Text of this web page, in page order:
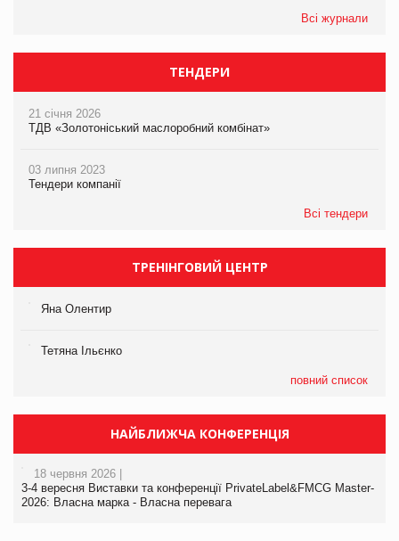
Всі журнали
ТЕНДЕРИ
21 січня 2026
ТДВ «Золотоніський маслоробний комбінат»
03 липня 2023
Тендери компанії
Всі тендери
ТРЕНІНГОВИЙ ЦЕНТР
Яна Олентир
Тетяна Ільєнко
повний список
НАЙБЛИЖЧА КОНФЕРЕНЦІЯ
18 червня 2026 |
3-4 вересня Виставки та конференції PrivateLabel&FMCG Master-
2026: Власна марка - Власна перевага